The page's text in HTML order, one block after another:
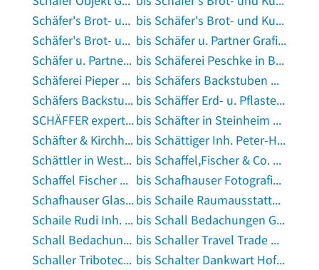
Schäfer's Brot- und Kuchen Spezialitäten GmbH in Eilenburg
bis Schäfer's Brot- und Kuchen-Spezialitäten GmbH Fil. E-Neukauf in Sangerhausen
Schäfer's Brot- und Kuchen-Spezialitäten GmbH Fil. E-Neukauf in Schellerten
bis Schäfer u. Partner Grafikagentur in Armsheim, Rheinhessen
Schäfer u. Partner Steuerberatung in Mannheim
bis Schäferei Peschke in Bischofroda
Schäferei Pieper GbR in Diemelstadt
bis Schäfers Backstuben GmbH in Haiger
Schäfers Backstuben GmbH in Haiger
bis Schäffer Erd- u. Pflasterbau in Freudenberg, Oberpfalz
SCHÄFFER expert-Service Solarstromtechnik Alarmanlagen in Heidenheim an der Brenz
bis Schäfter in Steinheim an der Murr
Schäfter & Kirchhoff in Hamburg
bis Schättiger Inh. Peter-H. Duen in Hamburg
Schättler in Westerngrund
bis Schaffel,Fischer & Co. Heizungsbau GmbH in Eichenau bei München
Schaffel Fischer GmbH u. Co.KG Heizungsbau in München
bis Schafhauser Fotografie in Maisach, Oberbayern
Schafhauser Glasbau GmbH in Unterschleißheim
bis Schaile Raumausstatter, Inh. Katrin Osbahr Raumausstattermeister in Mühlau bei Chemnitz
Schaile Rudi Inh. Kiesel Bernd Holzbau in Althütte, Württemberg
bis Schall Bedachungen GmbH in Köln
Schall Bedachungen GmbH in Köln
bis Schaller Travel Trade UG (haftungsbeschränkt) in Unterschleißheim
Schaller Tribotechnik GmbH in Wertheim am Main
bis Schalter Dankwart Hofmetzgerei, Landwirtschaft, Kartoffel- u. Fleischvermarktung in Hochdorf-Assenheim